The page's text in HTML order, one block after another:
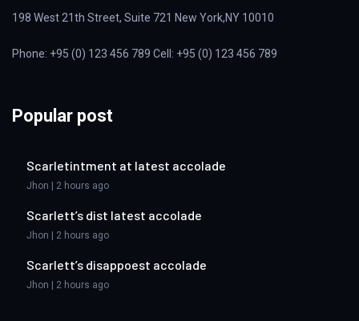
198 West 21th Street, Suite 721 New York,NY 10010
Phone: +95 (0) 123 456 789 Cell: +95 (0) 123 456 789
Popular post
Scarletintment at latest accolade
Jhon | 2 hours ago
Scarlett’s dist latest accolade
Jhon | 2 hours ago
Scarlett’s disappoest accolade
Jhon | 2 hours ago